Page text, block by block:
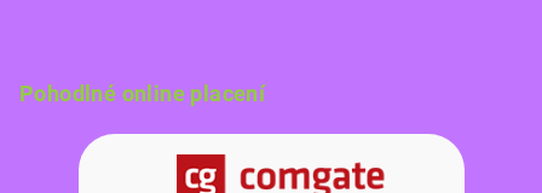
Pohodlné online placení